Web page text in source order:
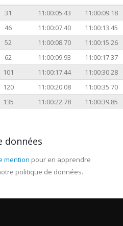
31 11:00:05.43
11:00:09.18
46 11:00:07.40
11:00:13.45
52 11:00:08.70
11:00:15.26
62 11:00:09.93
11:00:17.37
101 11:00:17.44
11:00:30.28
120 11:00:20.08
11:00:35.70
135 11:00:22.78 11:00:39.85
données
mention pour en apprendre
politique de données.